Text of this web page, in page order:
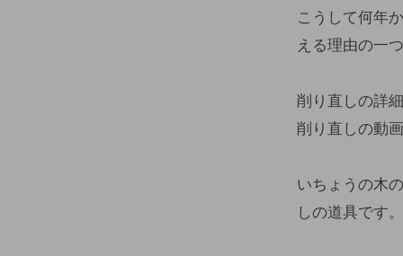
こうして何年
える理由の一
削り直しの詳
削り直しの動
いちょうの木
しの道具です。